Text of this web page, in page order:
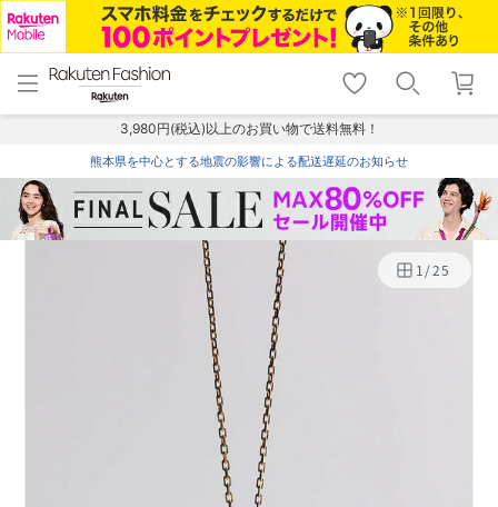
menu home
トップ
shopping_cart lock_outline
ログイン
3,980円(税込)以上のお買い物で送料無料！
熊本県を中心とする地震の影響による配送遅延のお知らせ
1/25